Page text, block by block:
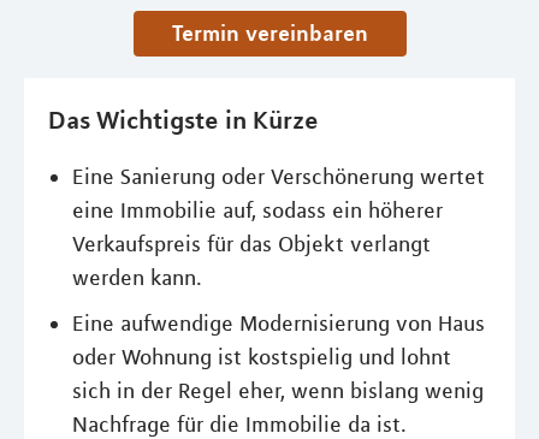
Termin vereinbaren
Das Wichtigste in Kürze
Eine Sanierung oder Verschönerung wertet
eine Immobilie auf, sodass ein höherer
Verkaufspreis für das Objekt verlangt
werden kann.
Eine aufwendige Modernisierung von Haus
oder Wohnung ist kostspielig und lohnt
sich in der Regel eher, wenn bislang wenig
Nachfrage für die Immobilie da ist.